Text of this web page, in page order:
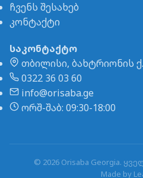
ჩვენს შესახებ
კონტაქტი
საკონტაქტო
თბილისი, ბახტრიონის ქ.
0322 36 03 60
info@orisaba.ge
ორშ-შაბ: 09:30-18:00
© 2026 Orisaba Georgia.
Made by